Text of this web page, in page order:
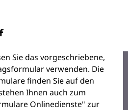
Sie das vorgeschriebene,
verwenden. Die
finden Sie auf den
Ihnen auch zum
Onlinedienste" zur